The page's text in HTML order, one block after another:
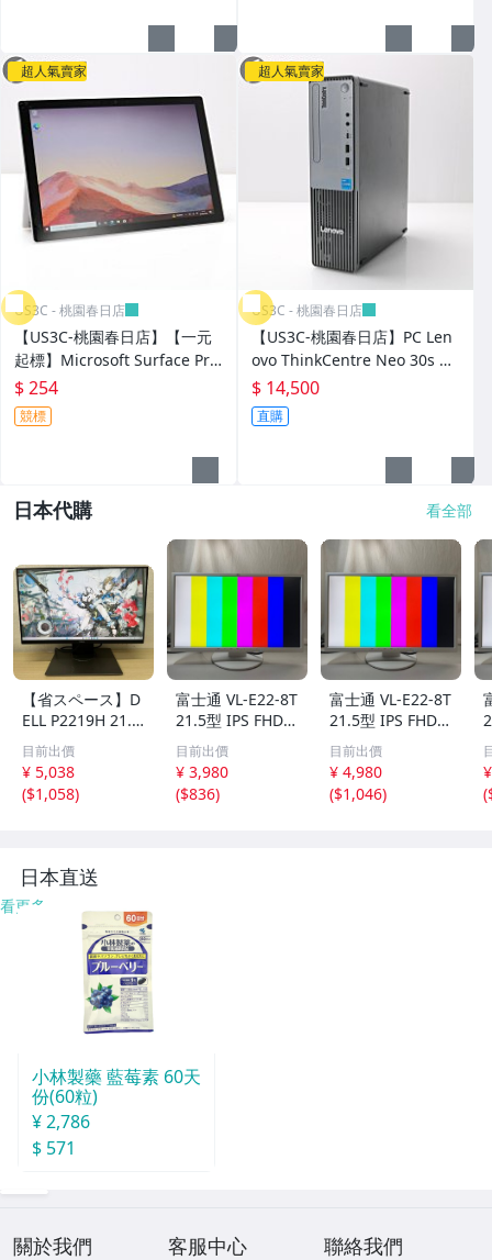
超人氣賣家
US3C - 桃園春日店
【US3C-桃園春日店】【一元
起標】Microsoft Surface Pro
7 12.3吋 觸控螢幕 i5-1035G4
8G 128G SSD 白金
$ 254
競標
超人氣賣家
US3C - 桃園春日店
【US3C-桃園春日店】PC Len
ovo ThinkCentre Neo 30s Ge
n 5 i5 -13420H 16G 512G SS
D 二手套裝主機
$ 14,500
直購
日本代購 看全部
【省スペース】D
ELL P2219H 21.5
型 IPS液晶モニタ
ー MFF 3辺極細
フレーム HDMI/
DP/VGA デル純正
目前出價
¥ 5,038
($1,058)
富士通 VL-E22-8T
21.5型 IPS FHDモ
ニター ワイド デ
ィスプレイ 1920
x1080 D-Sub DVI
Displayport 中古
目前出價
¥ 3,980
($836)
富士通 VL-E22-8T
21.5型 IPS FHDモ
ニター ワイド デ
ィスプレイ 1920
x1080 D-Sub DVI
Displayport 中古
目前出價
¥ 4,980
($1,046)
(
日本直送
看更多
小林製藥 藍莓素 60天
份(60粒)
¥ 2,786
$ 571
關於我們 客服中心 聯絡我們